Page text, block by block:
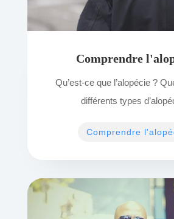
Comprendre
Qu’est-ce que l’alopécie ?
différents types
Comprendre